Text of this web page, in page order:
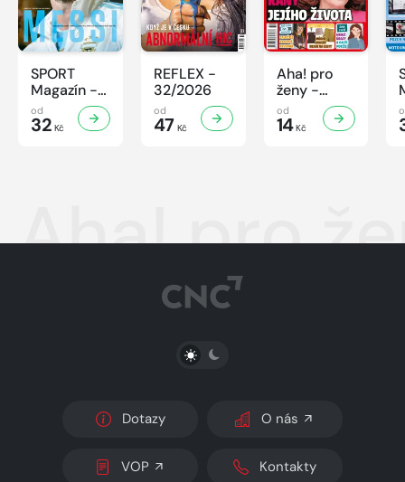
SPORT
Magazín -
32/2026
od
32 Kč
REFLEX -
32/2026
od
47 Kč
Aha! pro
ženy -
32/2026
od
14Kč
Aha! pro
PŘEPNOUT SVĚTLÝ/TMAVÝ REŽIM
Dotazy O nás
VOP Kontakty